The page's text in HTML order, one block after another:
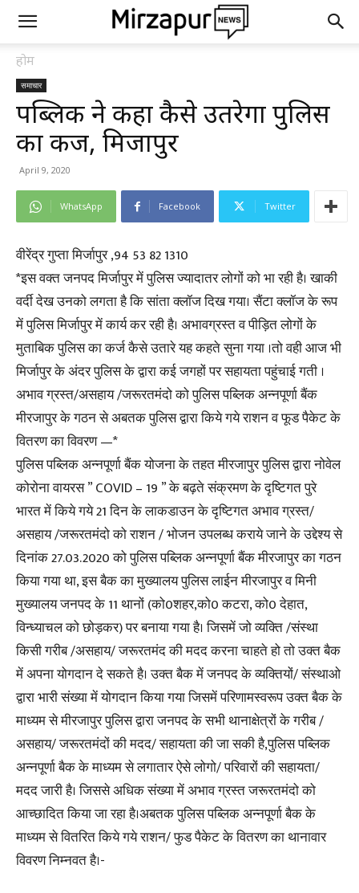
होम
समाचार
पब्लिक ने कहा कैसे उतरेगा पुलिस
का कर्ज, मिर्जापुर
April 9, 2020
WhatsApp Facebook Twitter
वीरेंद्र गुप्ता मिर्जापुर ,94 53 82 1310
*इस वक्त जनपद मिर्जापुर में पुलिस ज्यादातर लोगों को भा रही है। खाकी
वर्दी देख उनको लगता है कि सांता क्लॉज दिख गया। सैंटा क्लॉज के रूप
में पुलिस मिर्जापुर में कार्य कर रही है। अभावग्रस्त व पीड़ित लोगों के
मुताबिक पुलिस का कर्ज कैसे उतारे यह कहते सुना गया ।तो वही आज भी
मिर्जापुर के अंदर पुलिस के द्वारा कई जगहों पर सहायता पहुंचाई गती ।
अभाव ग्रस्त/असहाय /जरूरतमंदो को पुलिस पब्लिक अन्नपूर्णा बैंक
मीरजापुर के गठन से अबतक पुलिस द्वारा किये गये राशन व फूड पैकेट के
वितरण का विवरण —*
पुलिस पब्लिक अन्नपूर्णा बैंक योजना के तहत मीरजापुर पुलिस द्वारा नोवेल
कोरोना वायरस ” COVID – 19 ” के बढ़ते संक्रमण के दृष्टिगत पुरे
भारत में किये गये 21 दिन के लाकडाउन के दृष्टिगत अभाव ग्रस्त/
असहाय /जरूरतमंदो को राशन / भोजन उपलब्ध कराये जाने के उद्देश्य से
दिनांक 27.03.2020 को पुलिस पब्लिक अन्नपूर्णा बैंक मीरजापुर का गठन
किया गया था, इस बैक का मुख्यालय पुलिस लाईन मीरजापुर व मिनी
मुख्यालय जनपद के 11 थानों (को0शहर,को0 कटरा, को0 देहात,
विन्ध्याचल को छोड़कर) पर बनाया गया है। जिसमें जो व्यक्ति /संस्था
किसी गरीब /असहाय/ जरूरतमंद की मदद करना चाहते हो तो उक्त बैक
में अपना योगदान दे सकते है। उक्त बैक में जनपद के व्यक्तियों/ संस्थाओ
द्वारा भारी संख्या में योगदान किया गया जिसमें परिणामस्वरूप उक्त बैक के
माध्यम से मीरजापुर पुलिस द्वारा जनपद के सभी थानाक्षेत्रों के गरीब /
असहाय/ जरूरतमंदों की मदद/ सहायता की जा सकी है,पुलिस पब्लिक
अन्नपूर्णा बैक के माध्यम से लगातार ऐसे लोगो/ परिवारों की सहायता/
मदद जारी है। जिससे अधिक संख्या में अभाव ग्रस्त जरूरतमंदो को
आच्छादित किया जा रहा है।अबतक पुलिस पब्लिक अन्नपूर्णा बैक के
माध्यम से वितरित किये गये राशन/ फुड पैकेट के वितरण का थानावार
विवरण निम्नवत है।-